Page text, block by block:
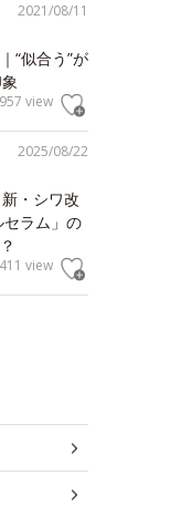
2021/08/11
“似合う”が
view
2025/08/22
・シワ改
ラム」の
view